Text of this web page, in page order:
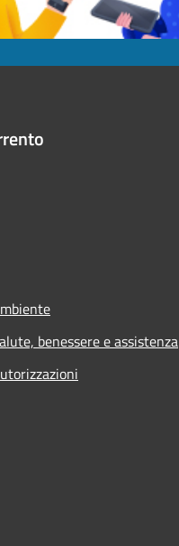
benessere e assistenza